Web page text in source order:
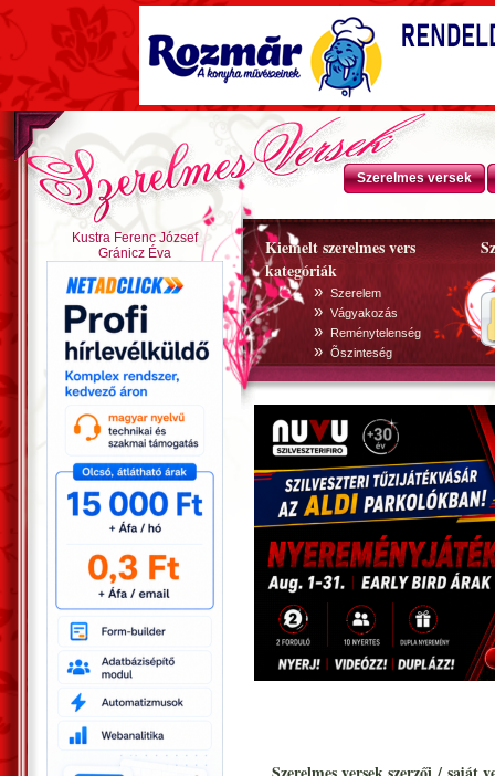
Szerelmes versek
Kiemelt szerelmes vers
kategóriák
» Szerelem
» Vágyakozás
» Reménytelenség
» Õszinteség
Kustra Ferenc József
Gránicz Éva